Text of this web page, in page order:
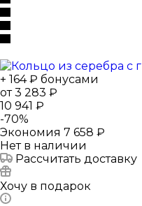
+ 164 ₽ бонусами
от3 283 ₽
10 941 ₽
-70%
Экономия 7 658 ₽
Нет в наличии
Рассчитать доставку
Хочу в подарок